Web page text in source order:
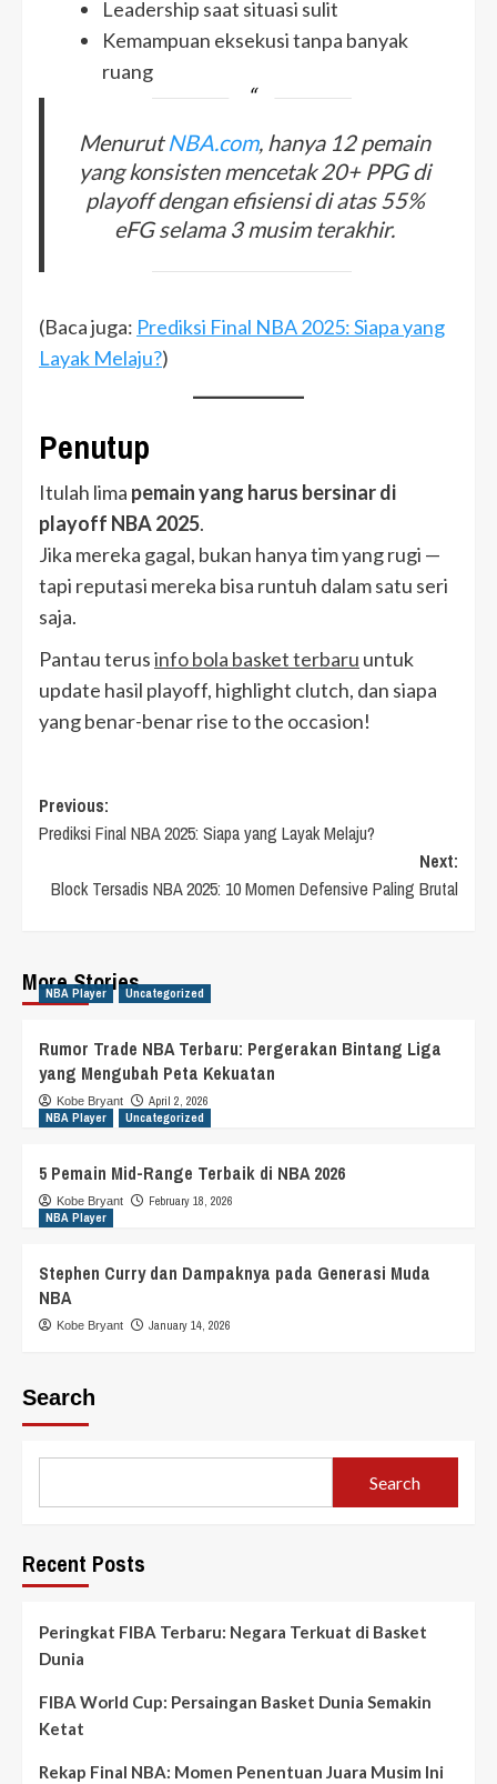
Leadership saat situasi sulit
Kemampuan eksekusi tanpa banyak
ruang
MenurutNBA.com, hanya 12 pemain
yang konsisten mencetak 20+ PPG di
playoff dengan efisiensi di atas 55%
eFG selama 3 musim terakhir.
(Baca juga: Prediksi Final NBA 2025: Siapa yang
Layak Melaju?)
Penutup
Itulah lima pemain yang harus bersinar di
playoff NBA 2025.
Jika mereka gagal, bukan hanya tim yang rugi —
tapi reputasi mereka bisa runtuh dalam satu seri
saja.
Pantau terusinfo bola basket terbaru untuk
update hasil playoff, highlight clutch, dan siapa
yang benar-benar rise to the occasion!
Post
navigation
Previous:
Prediksi Final NBA 2025: Siapa yang Layak Melaju?
Next:
Block Tersadis NBA 2025: 10 Momen Defensive Paling Brutal
More Stories
NBA Player Uncategorized
Rumor Trade NBA Terbaru: Pergerakan Bintang Liga
yang Mengubah Peta Kekuatan
Kobe Bryant
April 2, 2026
NBA Player
Uncategorized
5 Pemain Mid-Range Terbaik di NBA 2026
Kobe Bryant
February 18, 2026
NBA Player
Stephen Curry dan Dampaknya pada Generasi Muda
NBA
Kobe Bryant January 14, 2026
Search
Search
Recent Posts
Peringkat FIBA Terbaru: Negara Terkuat di Basket
Dunia
FIBA World Cup: Persaingan Basket Dunia Semakin
Ketat
Rekap Final NBA: Momen Penentuan Juara Musim Ini